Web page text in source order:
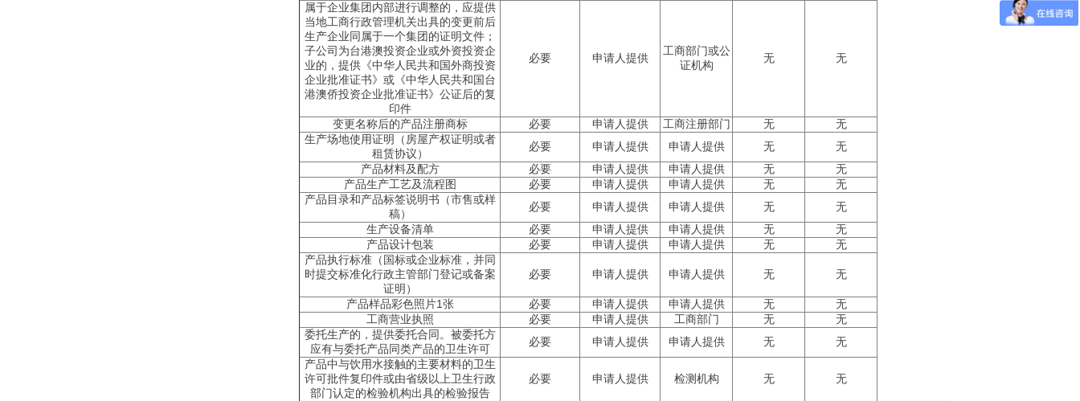
属于企业集团内部进行调整的，应提供
当地工商行政管理机关出具的变更前后
生产企业同属于一个集团的证明文件；
子公司为台港澳投资企业或外资投资企
业的，提供《中华人民共和国外商投资
企业批准证书》或《中华人民共和国台
港澳侨投资企业批准证书》公证后的复
印件
必要 申请人提供
工商部门或公
证机构
无 无
变更名称后的产品注册商标 必要 申请人提供 工商注册部门 无
无
生产场地使用证明（房屋产权证明或者
租赁协议）
必要 申请人提供 申请人提供 无
无
产品材料及配方
必要 申请人提供 申请人提供 无
无
产品生产工艺及流程图
必要 申请人提供 申请人提供 无
无
产品目录和产品标签说明书（市售或样
稿）
必要 申请人提供 申请人提供 无
无
生产设备清单
必要 申请人提供 申请人提供 无
无
产品设计包装
必要 申请人提供 申请人提供 无
无
产品执行标准（国标或企业标准，并同
时提交标准化行政主管部门登记或备案
证明）
必要 申请人提供 申请人提供 无 无
产品样品彩色照片1张 必要 申请人提供 申请人提供 无
无
工商营业执照
必要 申请人提供 工商部门 无
无
委托生产的，提供委托合同。被委托方
应有与委托产品同类产品的卫生许可
必要 申请人提供 申请人提供 无
无
产品中与饮用水接触的主要材料的卫生
许可批件复印件或由省级以上卫生行政
部门认定的检验机构出具的检验报告
必要 申请人提供 检测机构 无 无